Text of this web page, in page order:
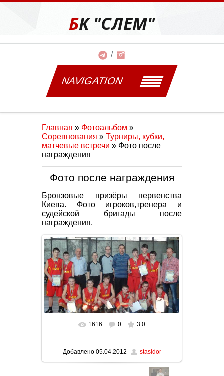
БК "СЛЕМ"
NAVIGATION
Главная » Фотоальбом »
Соревнования » Турниры, кубки,
матчевые встречи » Фото после
награждения
Фото после награждения
Бронзовые призёры первенства
Киева. Фото игроков,тренера и
судейской бригады после
награждения.
В реальном размере 1600x900
1616 0 3.0
Добавлено05.04.2012 stasidor